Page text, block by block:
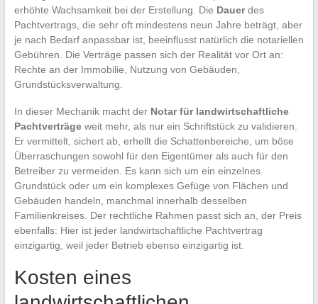
erhöhte Wachsamkeit bei der Erstellung. Die Dauerdes
Pachtvertrags, die sehr oft mindestens neun Jahre beträgt, aber
je nach Bedarf anpassbar ist, beeinflusst natürlich die notariellen
Gebühren. Die Verträge passen sich der Realität vor Ort an:
Rechte an der Immobilie, Nutzung von Gebäuden,
Grundstücksverwaltung.
In dieser Mechanik macht der Notar für landwirtschaftliche
Pachtverträgeweit mehr, als nur ein Schriftstück zu validieren.
Er vermittelt, sichert ab, erhellt die Schattenbereiche, um böse
Überraschungen sowohl für den Eigentümer als auch für den
Betreiber zu vermeiden. Es kann sich um ein einzelnes
Grundstück oder um ein komplexes Gefüge von Flächen und
Gebäuden handeln, manchmal innerhalb desselben
Familienkreises. Der rechtliche Rahmen passt sich an, der Preis
ebenfalls: Hier ist jeder landwirtschaftliche Pachtvertrag
einzigartig, weil jeder Betrieb ebenso einzigartig ist.
Kosten eines